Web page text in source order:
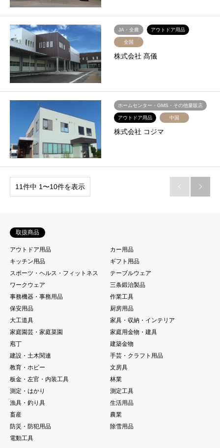
JA・全農 アウトドア用品
全国
株式会社 髙儀
ホームセンター・GMS・その他量販店
アウトドア用品 中国
株式会社 コジマ
11件中 1〜10件を表示  
取扱商品
アウトドア用品
カー用品
キッチン用品
ギフト用品
スポーツ・ヘルス・フィットネス
テーブルウェア
ワークウェア
三条鍛治製品
事務機器・事務用品
作業工具
保安用品
厨房用品
大工道具
家具・収納・インテリア
家庭園芸・家庭菜園
家庭用金物・建具
庖丁
建築金物
建設・土木関連
手芸・クラフト用品
教育・ホビー
文房具
板金・左官・内装工具
林業
測定・はかり
測定工具
漁具・釣り具
生活用品
畜産
農業
防災・防犯用品
除雪用品
電動工具